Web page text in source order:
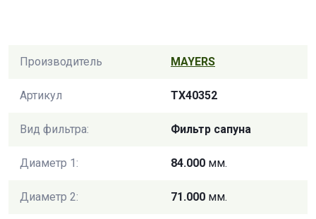
Производитель MAYERS
Артикул TX40352
Вид фильтра: Фильтр сапуна
Диаметр 1: 84.000 мм.
Диаметр 2: 71.000 мм.